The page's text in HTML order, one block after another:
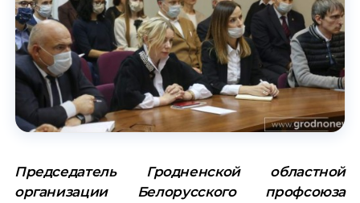
Председатель Гродненской областной
организации Белорусского профсоюза